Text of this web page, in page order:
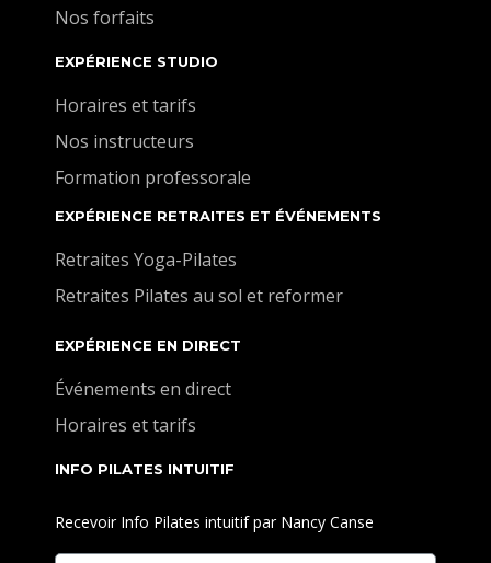
Nos forfaits
EXPÉRIENCE STUDIO
Horaires et tarifs
Nos instructeurs
Formation professorale
EXPÉRIENCE RETRAITES ET ÉVÉNEMENTS
Retraites Yoga-Pilates
Retraites Pilates au sol et reformer
EXPÉRIENCE EN DIRECT
Événements en direct
Horaires et tarifs
INFO PILATES INTUITIF
Recevoir Info Pilates intuitif par Nancy Canse